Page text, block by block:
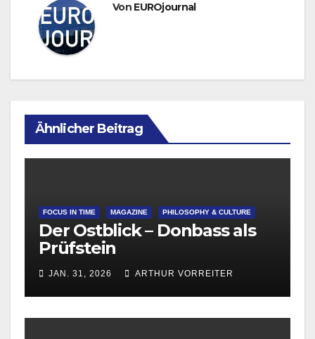
Von EUROjournal
Ähnlicher Beitrag
FOCUS IN TIME MAGAZINE PHILOSOPHY & CULTURE
Der Ostblick – Donbass als
Prüfstein
JAN. 31, 2026 ARTHUR VORREITER